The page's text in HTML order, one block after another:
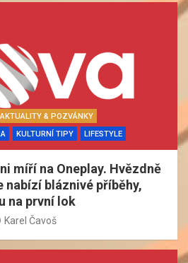
AKTUALITY & POZVÁNKY
KULTURNÍ TIPY LIFESTYLE
míří na Oneplay. Hvězdně
nabízí bláznivé příběhy,
na první lok
Karel Čavoš